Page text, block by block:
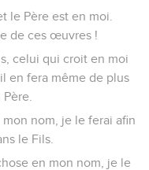
le Père est en moi.
de ces œuvres !
celui qui croit en moi
en fera même de plus
nom, je le ferai afin
le Fils.
en mon nom, je le